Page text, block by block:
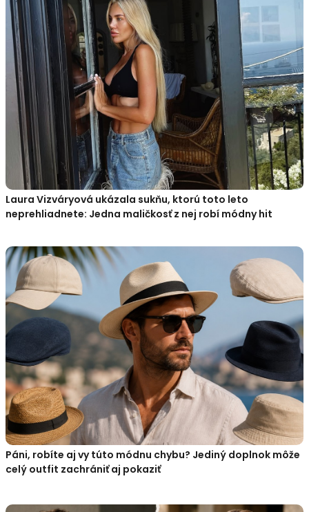
Laura Vizváryová ukázala sukňu, ktorú toto leto
neprehliadnete: Jedna maličkosť z nej robí módny hit
Páni, robíte aj vy túto módnu chybu? Jediný doplnok môže
celý outfit zachrániť aj pokaziť